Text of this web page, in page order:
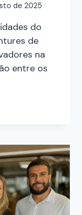
de 2025
do
de
na
entre os